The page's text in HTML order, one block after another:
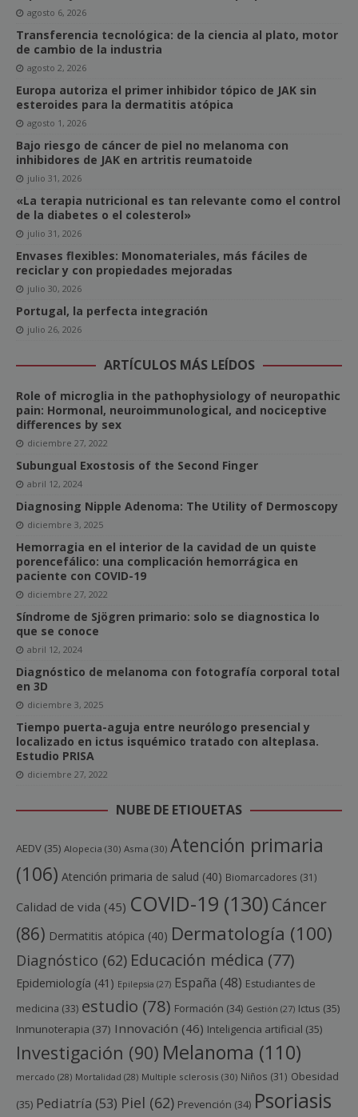
agosto 6, 2026
Transferencia tecnológica: de la ciencia al plato, motor
de cambio de la industria
agosto 2, 2026
Europa autoriza el primer inhibidor tópico de JAK sin
esteroides para la dermatitis atópica
agosto 1, 2026
Bajo riesgo de cáncer de piel no melanoma con
inhibidores de JAK en artritis reumatoide
julio 31, 2026
«La terapia nutricional es tan relevante como el control
de la diabetes o el colesterol»
julio 31, 2026
Envases flexibles: Monomateriales, más fáciles de
reciclar y con propiedades mejoradas
julio 30, 2026
Portugal, la perfecta integración
julio 26, 2026
ARTÍCULOS MÁS LEÍDOS
Role of microglia in the pathophysiology of neuropathic
pain: Hormonal, neuroimmunological, and nociceptive
differences by sex
diciembre 27, 2022
Subungual Exostosis of the Second Finger
abril 12, 2024
Diagnosing Nipple Adenoma: The Utility of Dermoscopy
diciembre 3, 2025
Hemorragia en el interior de la cavidad de un quiste
porencefálico: una complicación hemorrágica en
paciente con COVID-19
diciembre 27, 2022
Síndrome de Sjögren primario: solo se diagnostica lo
que se conoce
abril 12, 2024
Diagnóstico de melanoma con fotografía corporal total
en 3D
diciembre 3, 2025
Tiempo puerta-aguja entre neurólogo presencial y
localizado en ictus isquémico tratado con alteplasa.
Estudio PRISA
diciembre 27, 2022
NUBE DE ETIQUETAS
AEDV (35) Alopecia (30) Asma (30) Atención primaria
(106) Atención primaria de salud (40) Biomarcadores (31)
Calidad de vida (45) COVID-19 (130) Cáncer
(86) Dermatitis atópica (40) Dermatología (100)
Diagnóstico (62) Educación médica (77)
Epidemiología (41) Epilepsia (27) España (48) Estudiantes de
medicina (33) estudio (78) Formación (34) Gestión (27) Ictus (35)
Inmunoterapia (37) Innovación (46) Inteligencia artificial (35)
Investigación (90) Melanoma (110)
mercado (28) Mortalidad (28) Multiple sclerosis (30) Niños (31) Obesidad
(35) Pediatría (53) Piel (62) Prevención (34) Psoriasis